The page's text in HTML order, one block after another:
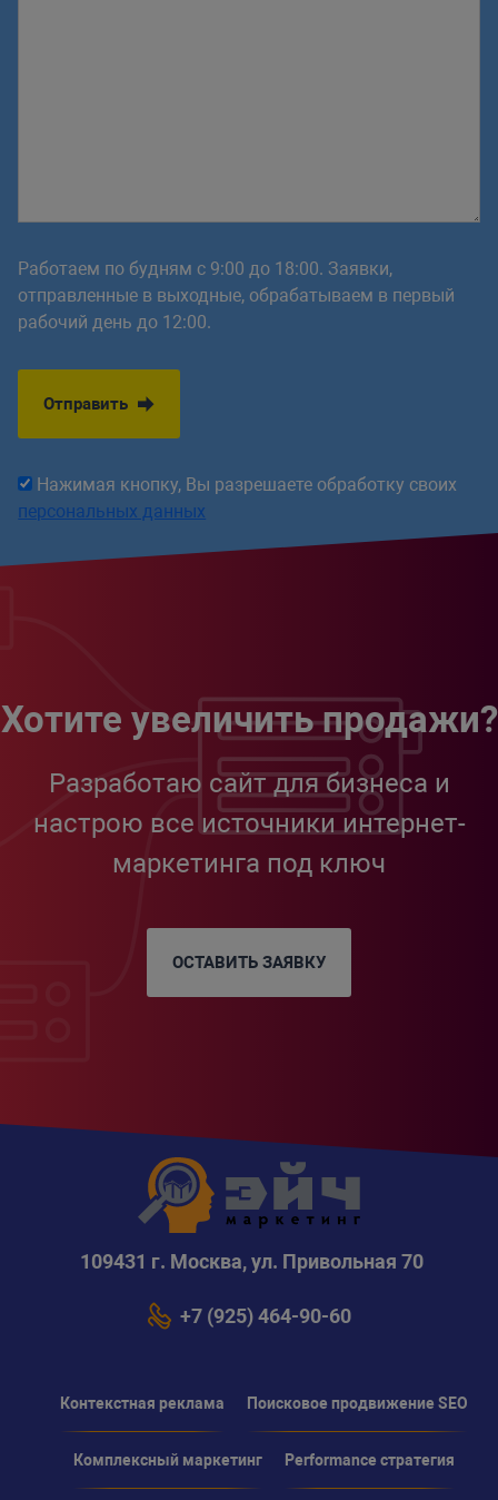
Работаем по будням с 9:00 до 18:00. Заявки,
отправленные в выходные, обрабатываем в первый
рабочий день до 12:00.
Отправить
Нажимая кнопку, Вы разрешаете обработку своих
персональных данных
Хотите увеличить продажи?
Разработаю сайт для бизнеса и
настрою все источники интернет-
маркетинга под ключ
ОСТАВИТЬ ЗАЯВКУ
109431 г. Москва, ул. Привольная 70
+7 (925) 464-90-60
Контекстная реклама Поисковое продвижение SEO
Комплексный маркетинг Performance стратегия